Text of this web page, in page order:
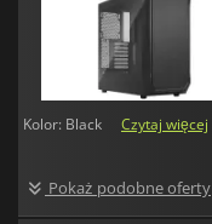
Kolor: Black Czytaj więcej
Pokaż podobne oferty